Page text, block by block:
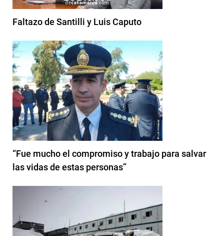
Faltazo de Santilli y Luis Caputo
“Fue mucho el compromiso y trabajo para salvar
las vidas de estas personas”